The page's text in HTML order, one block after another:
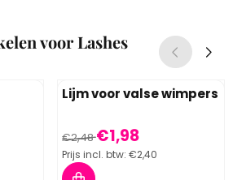
voorLashes
btw: 4,80
Lijm voor valse wimpers
Van 2,48 voor 1,98, inclusief
€2,48€1,98
Prijs incl. btw: €2,40